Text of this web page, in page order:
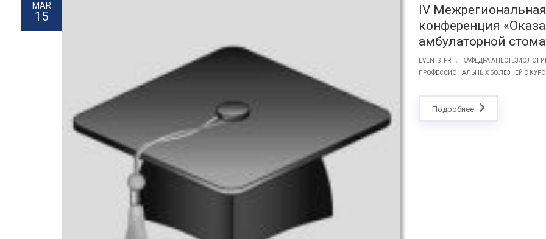
MAR
15
IV
конференция
амбулаторной
EVENTS_FR . КАФЕДРА
ПРОФЕССИОНАЛЬНЫХ БОЛЕЗНЕЙ С
Подробнее